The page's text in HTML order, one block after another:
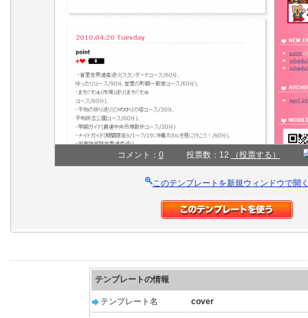
コメント： 0 投票数：12 （投票する）
このテンプレートを新規ウィンドウで開
テンプレートの情報
テンプレート名 cover